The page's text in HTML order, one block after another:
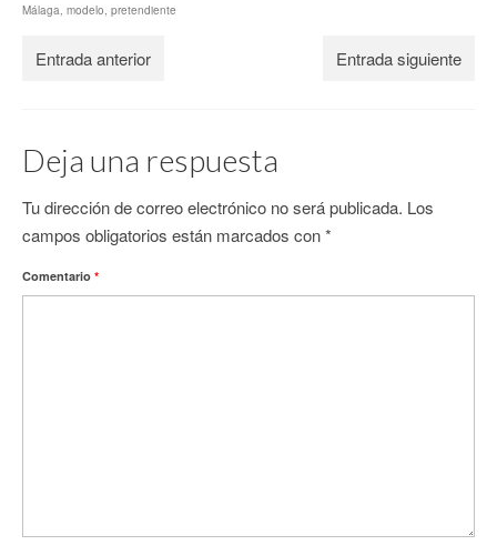
Málaga modelo pretendiente
Entrada anterior Entrada siguiente
Deja una respuesta
Tu dirección de correo electrónico no será publicada. Los
campos obligatorios están marcados con*
Comentario *